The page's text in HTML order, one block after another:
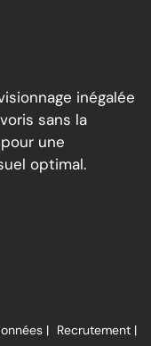
inégalée
sans la
une
optimal.
| Recrutement |